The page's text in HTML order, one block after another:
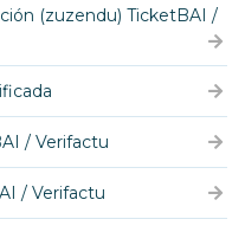
(zuzendu) TicketBAI /
/ Verifactu
/ Verifactu